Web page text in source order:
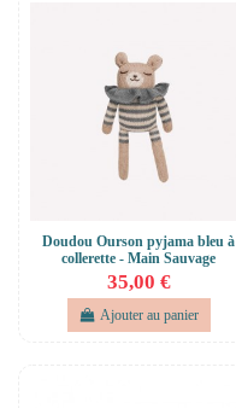
Doudou Ourson pyjama bleu à
collerette - Main Sauvage
35,00 €
Ajouter au panier